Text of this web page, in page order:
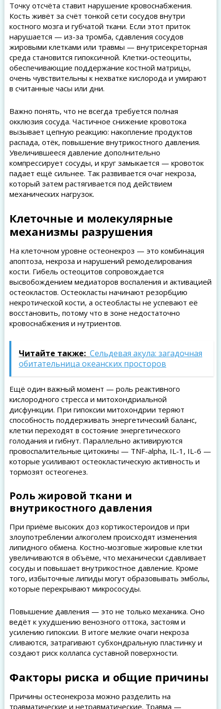
Точку отсчёта ставит нарушение кровоснабжения.
Кость живёт за счёт тонкой сети сосудов внутри
костного мозга и губчатой ткани. Если этот приток
нарушается — из-за тромба, сдавления сосудов
жировыми клетками или травмы — внутрисекреторная
среда становится гипоксичной. Клетки-остеоциты,
обеспечивающие поддержание костной матрицы,
очень чувствительны к нехватке кислорода и умирают
в считанные часы или дни.
Важно понять, что не всегда требуется полная
окклюзия сосуда. Частичное снижение кровотока
вызывает цепную реакцию: накопление продуктов
распада, отёк, повышение внутрикостного давления.
Увеличившееся давление дополнительно
компрессирует сосуды, и круг замыкается — кровоток
падает ещё сильнее. Так развивается очаг некроза,
который затем растягивается под действием
механических нагрузок.
Клеточные и молекулярные
механизмы разрушения
На клеточном уровне остеонекроз — это комбинация
апоптоза, некроза и нарушений ремоделирования
кости. Гибель остеоцитов сопровождается
высвобождением медиаторов воспаления и активацией
остеокластов. Остеокласты начинают резорбцию
некротической кости, а остеобласты не успевают её
восстановить, потому что в зоне недостаточно
кровоснабжения и нутриентов.
Читайте также: Сельдевая акула: загадочная
обитательница океанских просторов
Ещё один важный момент — роль реактивного
кислородного стресса и митохондриальной
дисфункции. При гипоксии митохондрии теряют
способность поддерживать энергетический баланс,
клетки переходят в состояние энергетического
голодания и гибнут. Параллельно активируются
провоспалительные цитокины — TNF-alpha, IL-1, IL-6 —
которые усиливают остеокластическую активность и
тормозят остеогенез.
Роль жировой ткани и
внутрикостного давления
При приёме высоких доз кортикостероидов и при
злоупотреблении алкоголем происходят изменения
липидного обмена. Костно-мозговые жировые клетки
увеличиваются в объёме, что механически сдавливает
сосуды и повышает внутрикостное давление. Кроме
того, избыточные липиды могут образовывать эмболы,
которые перекрывают микрососуды.
Повышение давления — это не только механика. Оно
ведёт к ухудшению венозного оттока, застоям и
усилению гипоксии. В итоге мелкие очаги некроза
сливаются, затрагивают субхондральную пластинку и
создают риск коллапса суставной поверхности.
Факторы риска и общие причины
Причины остеонекроза можно разделить на
травматические и нетравматические. Травма —